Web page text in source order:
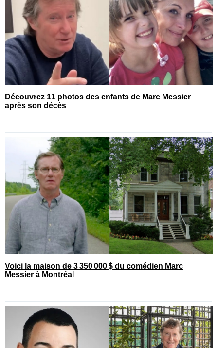
Découvrez 11 photos des enfants de Marc Messier
après son décès
Voici la maison de 3 350 000 $ du comédien Marc
Messier à Montréal